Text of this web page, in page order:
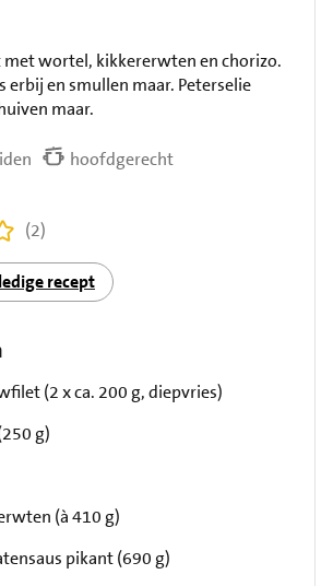
met wortel, kikkererwten en chorizo.
erbij en smullen maar. Peterselie
maar.
hoofdgerecht
(2)
recept
(2 x ca. 200 g, diepvries)
g)
(à 410 g)
pikant (690 g)